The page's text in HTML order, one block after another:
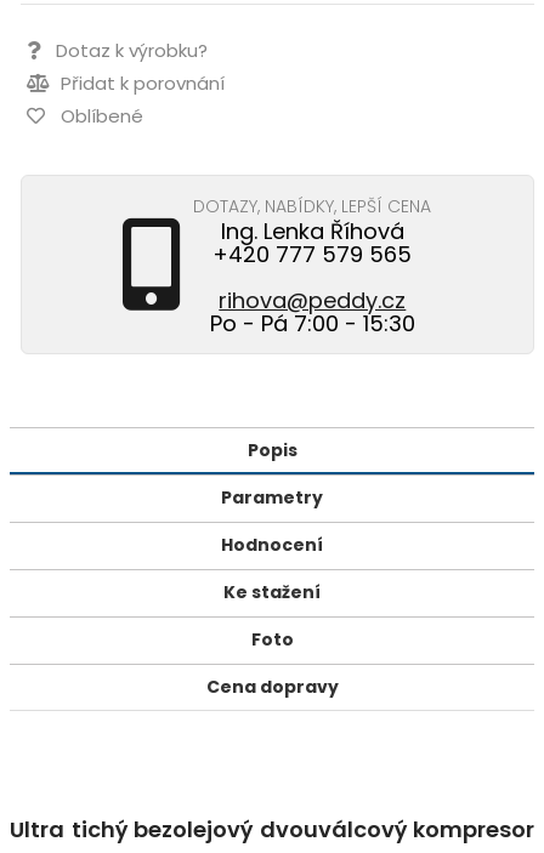
Dotaz k výrobku?
Přidat k porovnání
Oblíbené
DOTAZY, NABÍDKY, LEPŠÍ CENA
Ing. Lenka Říhová
+420 777 579 565
rihova@peddy.cz
Po - Pá 7:00 - 15:30
Popis
Parametry
Hodnocení
Ke stažení
Foto
Cena dopravy
Ultra tichý bezolejový dvouválcový kompresor